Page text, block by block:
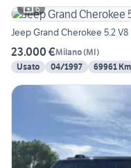
6
Jeep Grand Cherokee 5.2 V8
23.000 €Milano(MI)
Usato
04/1997 69961 Km